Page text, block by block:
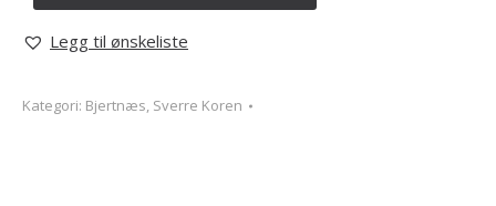
Legg til ønskeliste
Kategori: Bjertnæs, Sverre Koren